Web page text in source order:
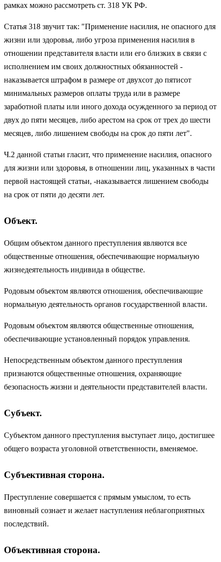
рамках можно рассмотреть ст. 318 УК РФ.
Статья 318 звучит так: "Применение насилия, не опасного для
жизни или здоровья, либо угроза применения насилия в
отношении представителя власти или его близких в связи с
исполнением им своих должностных обязанностей -
наказывается штрафом в размере от двухсот до пятисот
минимальных размеров оплаты труда или в размере
заработной платы или иного дохода осужденного за период от
двух до пяти месяцев, либо арестом на срок от трех до шести
месяцев, либо лишением свободы на срок до пяти лет".
Ч.2 данной статьи гласит, что применение насилия, опасного
для жизни или здоровья, в отношении лиц, указанных в части
первой настоящей статьи, -наказывается лишением свободы
на срок от пяти до десяти лет.
Объект.
Общим объектом данного преступления являются все
общественные отношения, обеспечивающие нормальную
жизнедеятельность индивида в обществе.
Родовым объектом являются отношения, обеспечивающие
нормальную деятельность органов государственной власти.
Родовым объектом являются общественные отношения,
обеспечивающие установленный порядок управления.
Непосредственным объектом данного преступления
признаются общественные отношения, охраняющие
безопасность жизни и деятельности представителей власти.
Субъект.
Субъектом данного преступления выступает лицо, достигшее
общего возраста уголовной ответственности, вменяемое.
Субъективная сторона.
Преступление совершается с прямым умыслом, то есть
виновный сознает и желает наступления неблагоприятных
последствий.
Объективная сторона.